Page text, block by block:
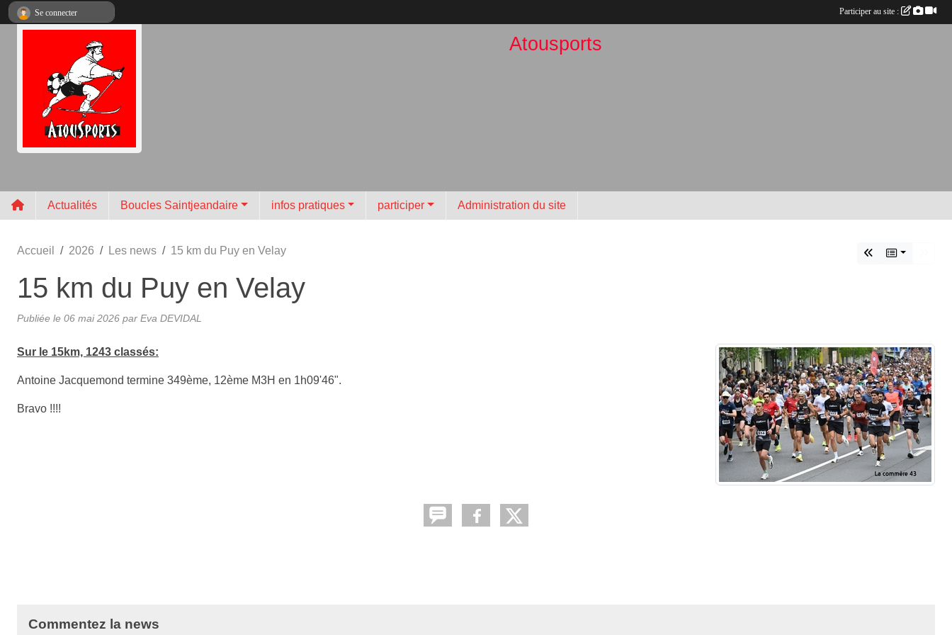
Atousports
Actualités Boucles Saintjeandaire infos pratiques participer Administration du site
Accueil 2026 Les news 15 km du Puy en Velay
15 km du Puy en Velay
Publiée le 06 mai 2026 par Eva DEVIDAL
Sur le 15km, 1243 classés:
Antoine Jacquemond termine 349ème, 12ème M3H en 1h09'46".
Bravo !!!!
Commentez la news
Se connecter Participer au site :
Panneau de gestion des cookies